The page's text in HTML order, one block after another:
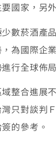
國家，另
菸酒產品
為國際企
行全球佈
合進展不
只對談判
的參考。